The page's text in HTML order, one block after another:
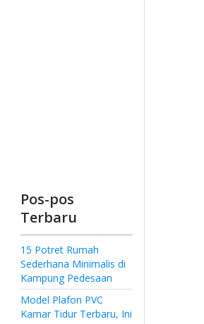
Pos-pos
Terbaru
15 Potret Rumah
Sederhana Minimalis di
Kampung Pedesaan
Model Plafon PVC
Kamar Tidur Terbaru, Ini